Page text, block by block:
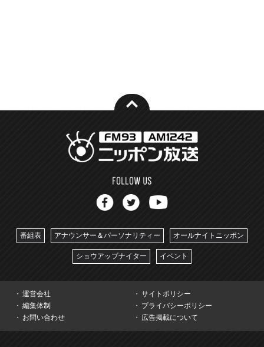
番組表 アナウンサー＆パーソナリティー オールナイトニッポン
ショウアップナイター イベント
運営会社
サイトポリシー
編集体制
プライバシーポリシー
お問い合わせ
広告掲載について